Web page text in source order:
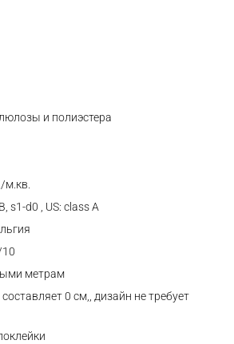
и полиэстера
м.кв.
s1-d0 , US: class A
10
метрам
0 см,, дизайн не требует